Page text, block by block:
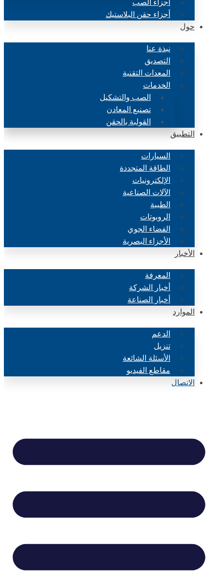
أجزاء حقن البلاستيك
حول
نبذة عنا
التصديق
المعدات التقنية
الخدمات
الصب والتشكيل
تصنيع المعادن
القولبة بالحقن
التطبيق
السيارات
الطاقة المتجددة
الإلكترونيات
الآلات الصناعية
الطبية
الروبوتات
الفضاء الجوي
الأجزاء البصرية
الأخبار
المعرفة
أخبار الشركة
أخبار الصناعة
الموارد
الدعم
تنزيل
الأسئلة الشائعة
مقاطع الفيديو
الاتصال